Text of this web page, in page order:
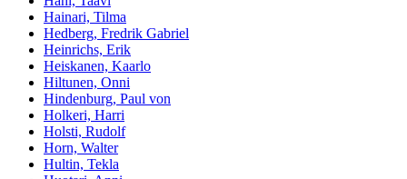
Hainari, Tilma
Hedberg, Fredrik Gabriel
Heinrichs, Erik
Heiskanen, Kaarlo
Hiltunen, Onni
Hindenburg, Paul von
Holkeri, Harri
Holsti, Rudolf
Horn, Walter
Hultin, Tekla